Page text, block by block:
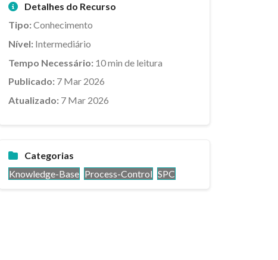
Detalhes do Recurso
Tipo:Conhecimento
Nível: Intermediário
Tempo Necessário: 10 min de leitura
Publicado: 7 Mar 2026
Atualizado: 7 Mar 2026
Categorias
Knowledge-Base Process-Control SPC